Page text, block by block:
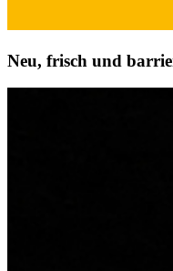
Neu, frisch und